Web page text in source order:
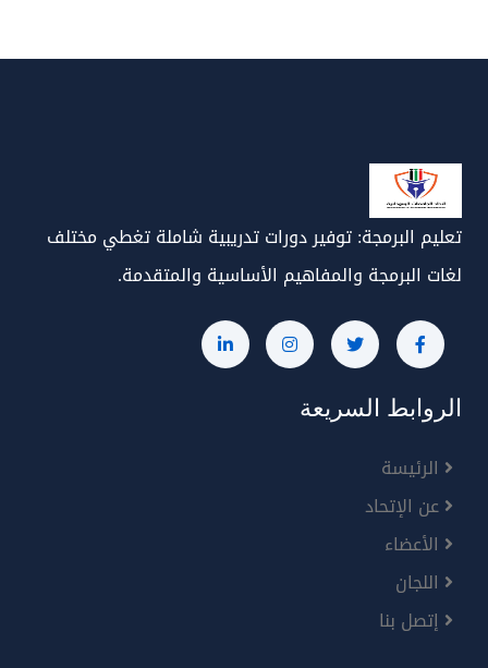
تعليم البرمجة: توفير دورات تدريبية شاملة تغطي مختلف
لغات البرمجة والمفاهيم الأساسية والمتقدمة.
الروابط السريعة
الرئيسة
عن الإتحاد
الأعضاء
اللجان
إتصل بنا